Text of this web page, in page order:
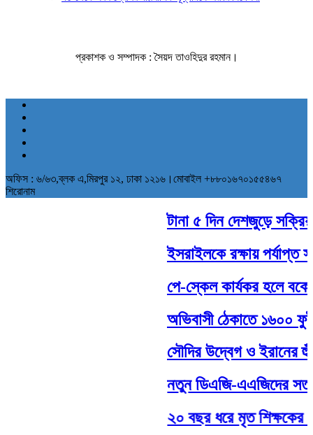
প্রকাশক ও সম্পাদক : সৈয়দ তাওহিদুর রহমান।
অফিস : ৬/৬৩,ব্লক এ,মিরপুর ১২, ঢাকা ১২১৬।মোবাইল +৮৮০১৬৭০১৫৫৪৬৭
শিরোনাম
টানা ৫ দিন দেশজুড়ে সক্রিয়
ইসরাইলকে রক্ষায় পর্যাপ্ত
পে-স্কেল কার্যকর হলে
অভিবাসী ঠেকাতে ১৬০০ ফুট
সৌদির উদ্বেগ ও ইরানের
নতুন ডিএজি-এএজিদের
২০ বছর ধরে মৃত শিক্ষকের